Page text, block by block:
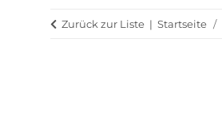
Zurück zur Liste Startseite